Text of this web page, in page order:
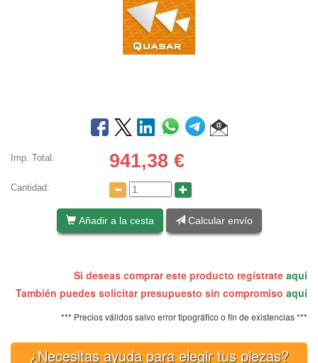
Imp. Total: 941,38 €
Cantidad:
Añadir a la cesta Calcular envío
Si deseas comprar este producto regístrate aquí
También puedes solicitar presupuesto sin compromiso aquí
*** Precios válidos salvo error tipográfico o fin de existencias ***
¿Necesitas ayuda para elegir tus piezas?